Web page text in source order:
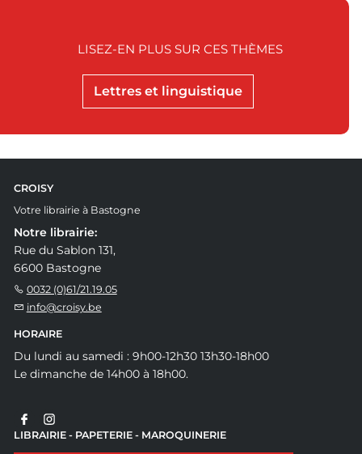
Lettres et linguistique
LISEZ-EN PLUS SUR CES THÈMES
CROISY
Votre librairie à Bastogne
Notre librairie:
Rue du Sablon 131,
6600 Bastogne
0032 (0)61/21.19.05
info@croisy.be
HORAIRE
Du lundi au samedi : 9h00-12h30 13h30-18h00
Le dimanche de 14h00 à 18h00.
LIBRAIRIE - PAPETERIE - MAROQUINERIE